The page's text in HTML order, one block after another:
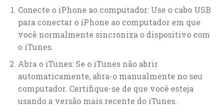
Conecte o iPhone ao computador: Use o cabo USB
para conectar o iPhone ao computador em que
você normalmente sincroniza o dispositivo com
o iTunes.
Abra o iTunes: Se o iTunes não abrir
automaticamente, abra-o manualmente no seu
computador. Certifique-se de que você esteja
usando a versão mais recente do iTunes.